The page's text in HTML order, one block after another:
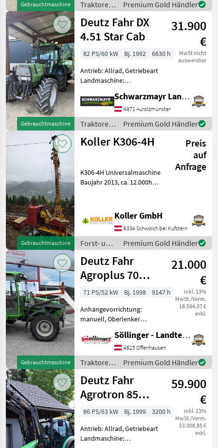
Gebrauchtmaschine
Ladeluftkühlung,
Höchstgeschwindigkeit in
km/h: 50 km/h, Getriebe
Traktoren
/ Deutz
Fahr
Premium Gold Händler
Gebrauchtmaschine
Deutz Fahr DX
4.51 Star Cab
31.900
€
MwSt nicht
ausweisbar
82 PS/60 kW Bj. 1992
6630 h
Antrieb: Allrad, Getriebeart
Landmaschine:
Kabine,
Zapfwellendrehzahl:
540/1000,
Höchstgeschwindigkeit in
km/h: 40 km/h, Aufladung:
Turbolader,
Schwarzmayr Landtechnik GmbH - Aurolzmünster
4971 Aurolzmünster
Traktoren
/ Deutz
Fahr
Premium Gold Händler
Gebrauchtmaschine
Koller K306-4H
Preis
auf
Anfrage
K306-4H Universalmaschine
Baujahr 2013, ca. 12.000h
ø10mm RHS ca. 1400m
ø10mm MS ca. 1600m
D5mm Starrmast hydrau
Koller GmbH
6334 Schwoich bei Kufstein
Forst- und
Holztechnik
/ Koller
Premium Gold Händler
Gebrauchtmaschine
Deutz Fahr
Agroplus 70
Classic
21.000
€
inkl. 13%
MwSt./Verm.
18.584,07 €
exkl.
71 PS/52 kW Bj. 1998
9147 h
Anhängevorrichtung:
manuell, Oberlenker
Höchstgeschwindigkeit in
km/h: 40 km/h, Getriebeart
Landmaschine:
Schaltgetriebe, Plattform:
Kabine, Antrieb:
Söllinger - Landtechnik GmbH
4625 Offenhausen
Traktoren
/ Deutz
Fahr
Premium Gold Händler
Deutz Fahr
Agrotron 85
Premium
59.900
€
inkl. 13%
MwSt./Verm.
53.008,85 €
exkl.
86 PS/63 kW Bj. 1999
3200 h
Antrieb: Allrad, Getriebeart
Landmaschine: